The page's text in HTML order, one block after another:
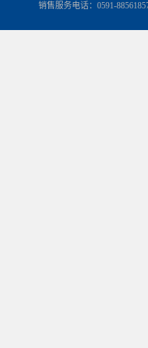
销售服务电话：0591-